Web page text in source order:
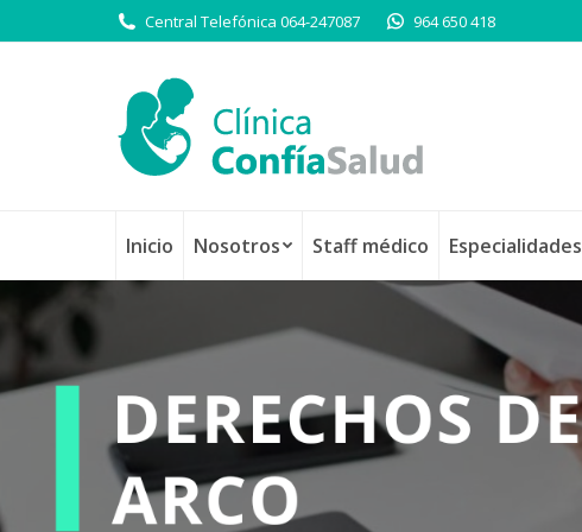
Central Telefónica 064-247087 964 650 418
Inicio Nosotros Staff médico Especialidades